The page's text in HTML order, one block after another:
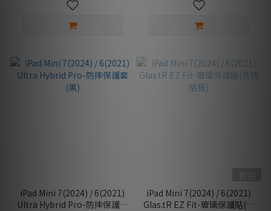
iPad Mini 7(2024) / 6(2021)
Ultra Hybrid Pro-防摔保護套
iPad Mini 7(2024) / 6(2021)
Glas.tR EZ Fit-玻璃保護貼(含